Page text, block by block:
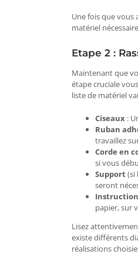
Une fois que vous
matériel
Etape 2 :
Maintenant que
étape cruciale
liste de matériel
Ciseaux :
Ruban
travaillez
Corde en
si vous
Support(si
seront
papier, sur
Lisez
existe différents
réalisations